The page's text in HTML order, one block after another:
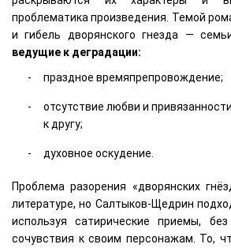
проблематика произведения. Темой
и гибель дворянского гнезда —
ведущие к деградации:
праздное времяпрепровождение;
отсутствие любви и
к другу;
духовное оскудение.
Проблема разорения «дворянских
литературе, но Салтыков-Щедрин
используя сатирические приемы,
сочувствия к своим персонажам. То,